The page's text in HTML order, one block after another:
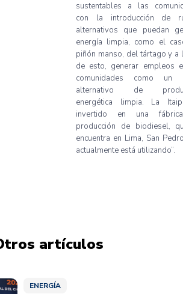
sustentables a las
con la introducción de
alternativos que puedan
energía limpia, como el
piñón manso, del tártago y a
de esto, generar empleos
comunidades como un
alternativo de
energética limpia. La
invertido en una
producción de biodiesel,
encuentra en Lima, San
actualmente está utilizando”.
artículos
ENERGÍA